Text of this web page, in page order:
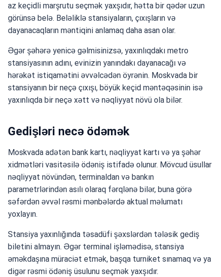
az keçidli marşrutu seçmək yaxşıdır, hətta bir qədər uzun
görünsə belə. Beləliklə stansiyaların, çıxışların və
dayanacaqların məntiqini anlamaq daha asan olar.
Əgər şəhərə yenicə gəlmisinizsə, yaxınlıqdakı metro
stansiyasının adını, evinizin yanındakı dayanacağı və
hərəkət istiqamətini əvvəlcədən öyrənin. Moskvada bir
stansiyanın bir neçə çıxışı, böyük keçid məntəqəsinin isə
yaxınlıqda bir neçə xətt və nəqliyyat növü ola bilər.
Gedişləri necə ödəmək
Moskvada adətən bank kartı, nəqliyyat kartı və ya şəhər
xidmətləri vasitəsilə ödəniş istifadə olunur. Mövcud üsullar
nəqliyyat növündən, terminaldan və bankın
parametrlərindən asılı olaraq fərqlənə bilər, buna görə
səfərdən əvvəl rəsmi mənbələrdə aktual məlumatı
yoxlayın.
Stansiya yaxınlığında təsadüfi şəxslərdən tələsik gediş
biletini almayın. Əgər terminal işləmədisə, stansiya
əməkdaşına müraciət etmək, başqa turniket sınamaq və ya
digər rəsmi ödəniş üsulunu seçmək yaxşıdır.